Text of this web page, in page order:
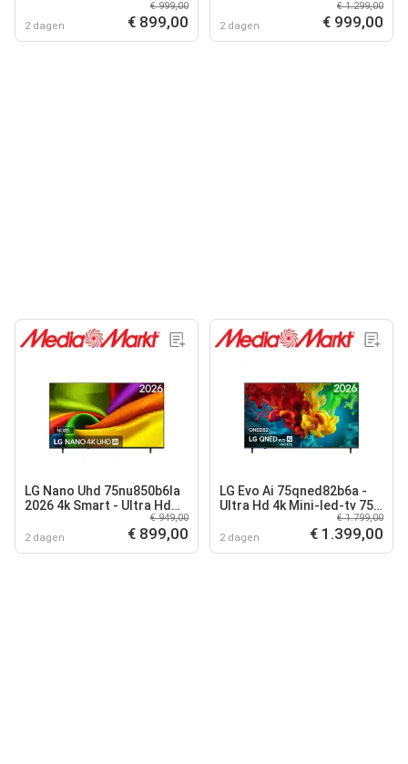
2 dagen
€ 999,00
€ 899,00 2 dagen
€ 1.299,00
€ 999,00
LG Nano Uhd 75nu850b6la
2026 4k Smart - Ultra Hd
2 dagen
€ 949,00
€ 899,00
LG Evo Ai 75qned82b6a -
Ultra Hd 4k Mini-led-tv 75
2 dagen
€ 1.799,00
€ 1.399,00